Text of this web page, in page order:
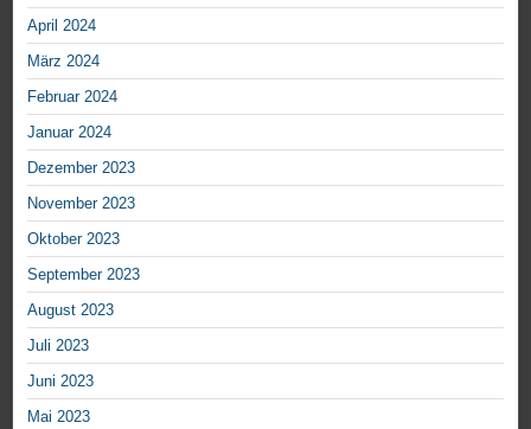
April 2024
März 2024
Februar 2024
Januar 2024
Dezember 2023
November 2023
Oktober 2023
September 2023
August 2023
Juli 2023
Juni 2023
Mai 2023